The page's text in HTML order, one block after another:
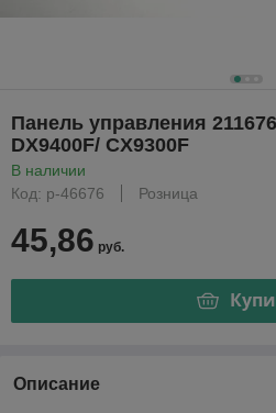
Панель управления
DX9400F/ CX9300F
В наличии
Код: р-46676
Розница
45,86 руб.
Описание